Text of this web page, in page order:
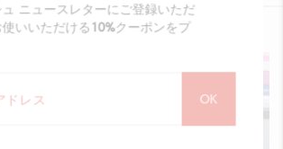
ニュースレターにご登録いただ
いいただける10%クーポンをプ
OK